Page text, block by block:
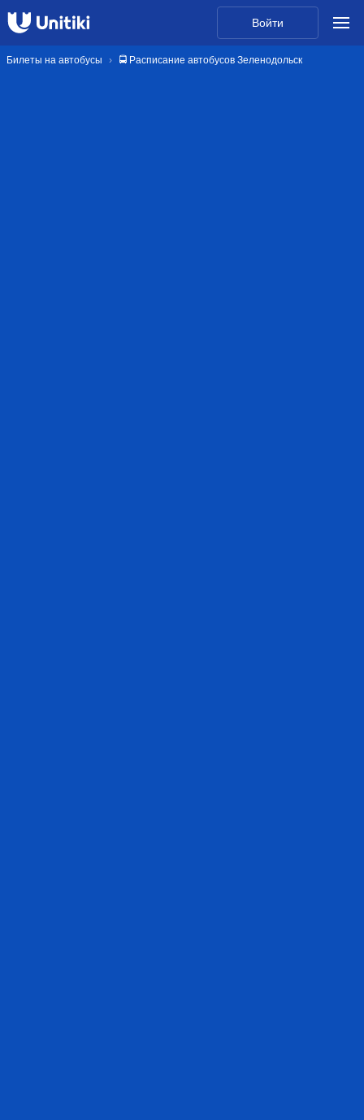
Войти
Билеты на автобусы 🚍 Расписание автобусов Зеленодольск